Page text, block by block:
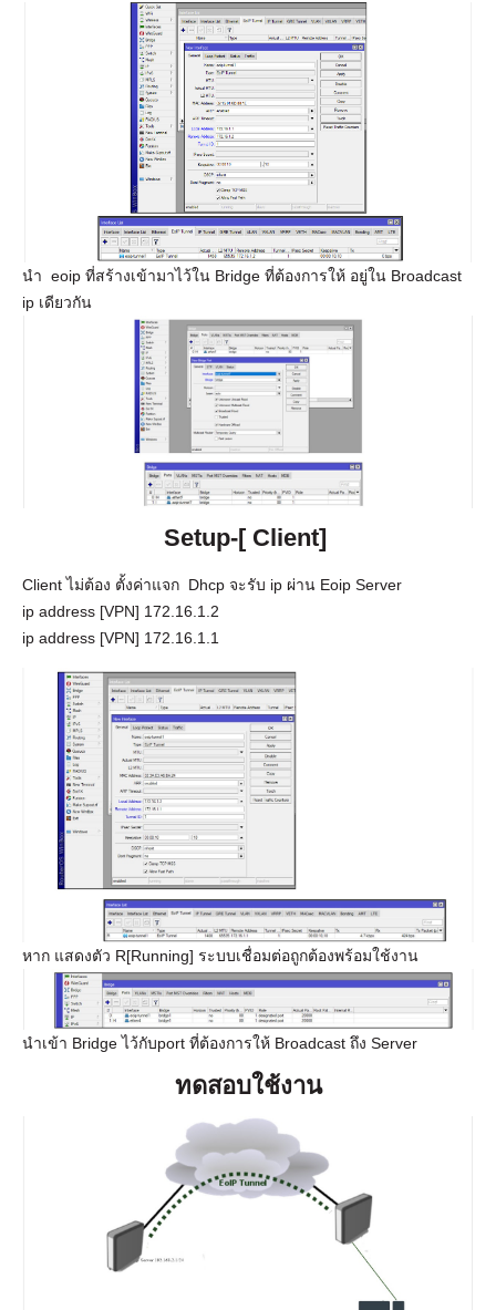
นำ eoip ที่สร้างเข้ามาไว้ใน Bridge ที่ต้องการให้ อยู่ใน Broadcast
ip เดียวกัน
Setup-[ Client]
Client ไม่ต้อง ตั้งค่าแจก Dhcp จะรับ ip ผ่าน Eoip Server
ip address [VPN] 172.16.1.2
ip address [VPN] 172.16.1.1
หาก แสดงตัว R[Running] ระบบเชื่อมต่อถูกต้องพร้อมใช้งาน
นำเข้า Bridge ไว้กับport ที่ต้องการให้ Broadcast ถึง Server
ทดสอบใช้งาน